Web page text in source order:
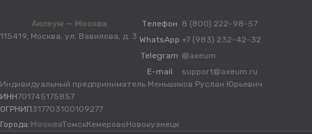
Аксеум — Москва
115419, Москва, ул. Вавилова, д. 3
Телефон 8 (800) 222-98-57
WhatsApp +7 (983) 232-42-32
Telegram @axeum
E-mail
support@axeum.ru
Индивидуальный предприниматель Меньшиков Руслан Юрьевич
ИНН701745175857
ОГРНИП317703100109277
Города: МоскваТомскКемеровоНовокузнецк